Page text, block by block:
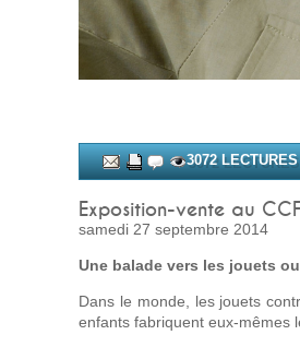
3072
Exposition-vente au
samedi 27 septembre 2014
Une balade vers les jouets
Dans le monde, les jouets
enfants fabriquent eux-mêmes